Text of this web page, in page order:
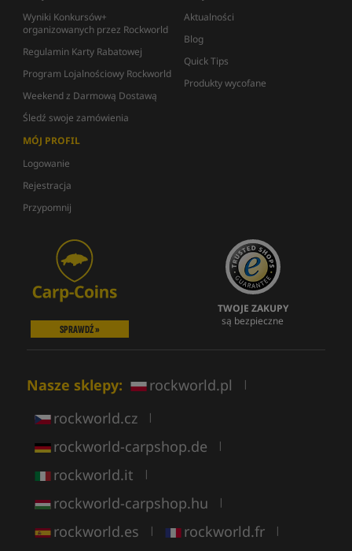
Wyniki Konkursów+
organizowanych przez Rockworld
Regulamin Karty Rabatowej
Program Lojalnościowy Rockworld
Weekend z Darmową Dostawą
Śledź swoje zamówienia
Aktualności
Blog
Quick Tips
Produkty wycofane
MÓJ PROFIL
Logowanie
Rejestracja
Przypomnij
SPRAWDŹ »
TWOJE ZAKUPY
są bezpieczne
Nasze sklepy: rockworld.pl |
rockworld.cz |
rockworld-carpshop.de |
rockworld.it |
rockworld-carpshop.hu |
rockworld.es | rockworld.fr |